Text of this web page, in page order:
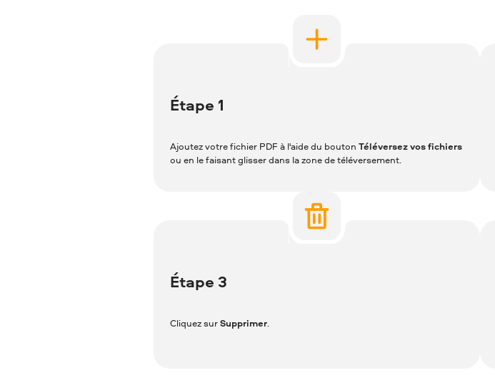
Étape 1
Ajoutez votre fichier PDF à l'aide du bouton Téléversez vos fichiers
ou en le faisant glisser dans la zone de téléversement.
Étape 3
Cliquez surSupprimer.